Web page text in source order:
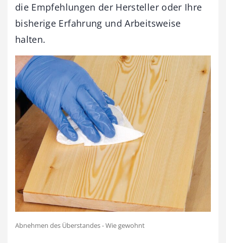
die Empfehlungen der Hersteller oder Ihre
bisherige Erfahrung und Arbeitsweise
halten.
Abnehmen des Überstandes - Wie gewohnt